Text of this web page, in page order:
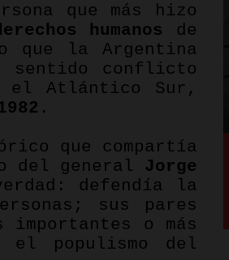
que más hizo
humanos
de
que la Argentina
sentido conflicto
el Atlántico Sur,
.
que compartía
del general Jorge
defendía la
sus pares
importantes o más
el populismo del